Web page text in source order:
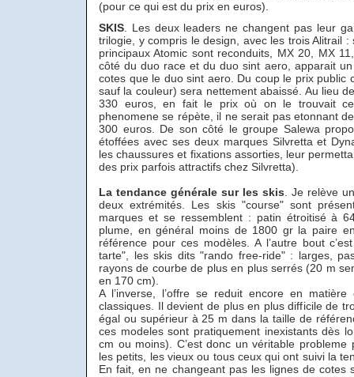
(pour ce qui est du prix en euros).
SKIS . Les deux leaders ne changent pas leur
trilogie, y compris le design, avec les trois Alitrail
principaux Atomic sont reconduits, MX 20, MX
côté du duo race et du duo sint aero, apparait
cotes que le duo sint aero. Du coup le prix public
sauf la couleur) sera nettement abaissé. Au lieu
330 euros, en fait le prix où on le trouvait
phenomene se répète, il ne serait pas etonnant
300 euros. De son côté le groupe Salewa
étoffées avec ses deux marques Silvretta et
les chaussures et fixations assorties, leur
des prix parfois attractifs chez Silvretta).
La tendance générale sur les skis . Je relève
deux extrémités. Les skis "course" sont
marques et se ressemblent : patin étroitisé à
plume, en général moins de 1800 gr la paire
référence pour ces modèles. A l’autre bout
tarte", les skis dits "rando free-ride" : larges,
rayons de courbe de plus en plus serrés (20 m
en 170 cm).
A l’inverse, l’offre se reduit encore en
classiques. Il devient de plus en plus difficile de
égal ou supérieur à 25 m dans la taille de
ces modeles sont pratiquement inexistants dès
cm ou moins). C’est donc un véritable
les petits, les vieux ou tous ceux qui ont suivi la
En fait, en ne changeant pas les lignes de cotes